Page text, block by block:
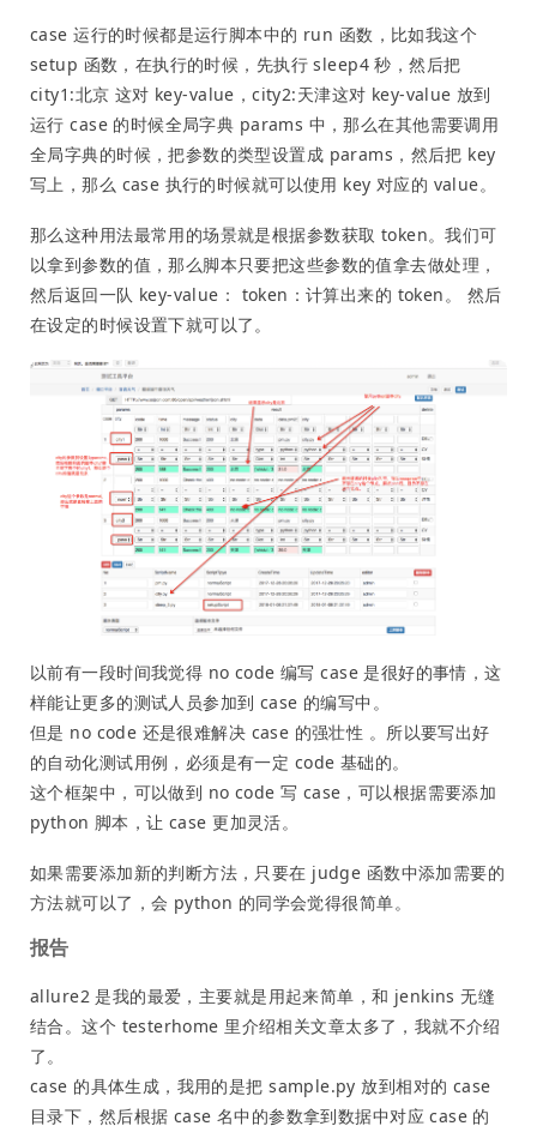
case 运行的时候都是运行脚本中的 run 函数，比如我这个
setup 函数，在执行的时候，先执行 sleep4 秒，然后把
city1:北京 这对 key-value，city2:天津这对 key-value 放到
运行 case 的时候全局字典 params 中，那么在其他需要调用
全局字典的时候，把参数的类型设置成 params，然后把 key
写上，那么 case 执行的时候就可以使用 key 对应的 value。
那么这种用法最常用的场景就是根据参数获取 token。我们可
以拿到参数的值，那么脚本只要把这些参数的值拿去做处理，
然后返回一队 key-value： token：计算出来的 token。 然后
在设定的时候设置下就可以了。
以前有一段时间我觉得 no code 编写 case 是很好的事情，这
样能让更多的测试人员参加到 case 的编写中。
但是 no code 还是很难解决 case 的强壮性 。所以要写出好
的自动化测试用例，必须是有一定 code 基础的。
这个框架中，可以做到 no code 写 case，可以根据需要添加
python 脚本，让 case 更加灵活。
如果需要添加新的判断方法，只要在 judge 函数中添加需要的
方法就可以了，会 python 的同学会觉得很简单。
报告
allure2 是我的最爱，主要就是用起来简单，和 jenkins 无缝
结合。这个 testerhome 里介绍相关文章太多了，我就不介绍
了。
case 的具体生成，我用的是把 sample.py 放到相对的 case
目录下，然后根据 case 名中的参数拿到数据中对应 case 的